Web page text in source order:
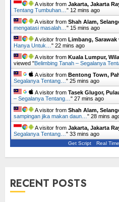
A visitor from Jakarta, Jakarta
Tentang Tumbuhan… " 12 mins ago
A visitor from Shah Alam,
mengatasi masalah… " 15 mins ago
A visitor from Limbang, Sarawak
Hanya Untuk… " 22 mins ago
A visitor from Kuala Lumpur,
viewed "Belimbing Tanah – Segalanya
A visitor from Bentong Town,
Segalanya Tentang… " 25 mins ago
A visitor from Tasek Glugor,
– Segalanya Tentang… " 27 mins ago
A visitor from Shah Alam,
sampingan jika makan daun… " 28 mins
A visitor from Jakarta, Jakarta
Segalanya Tentang… " 33 mins ago
Get Script Real Time
RECENT POSTS